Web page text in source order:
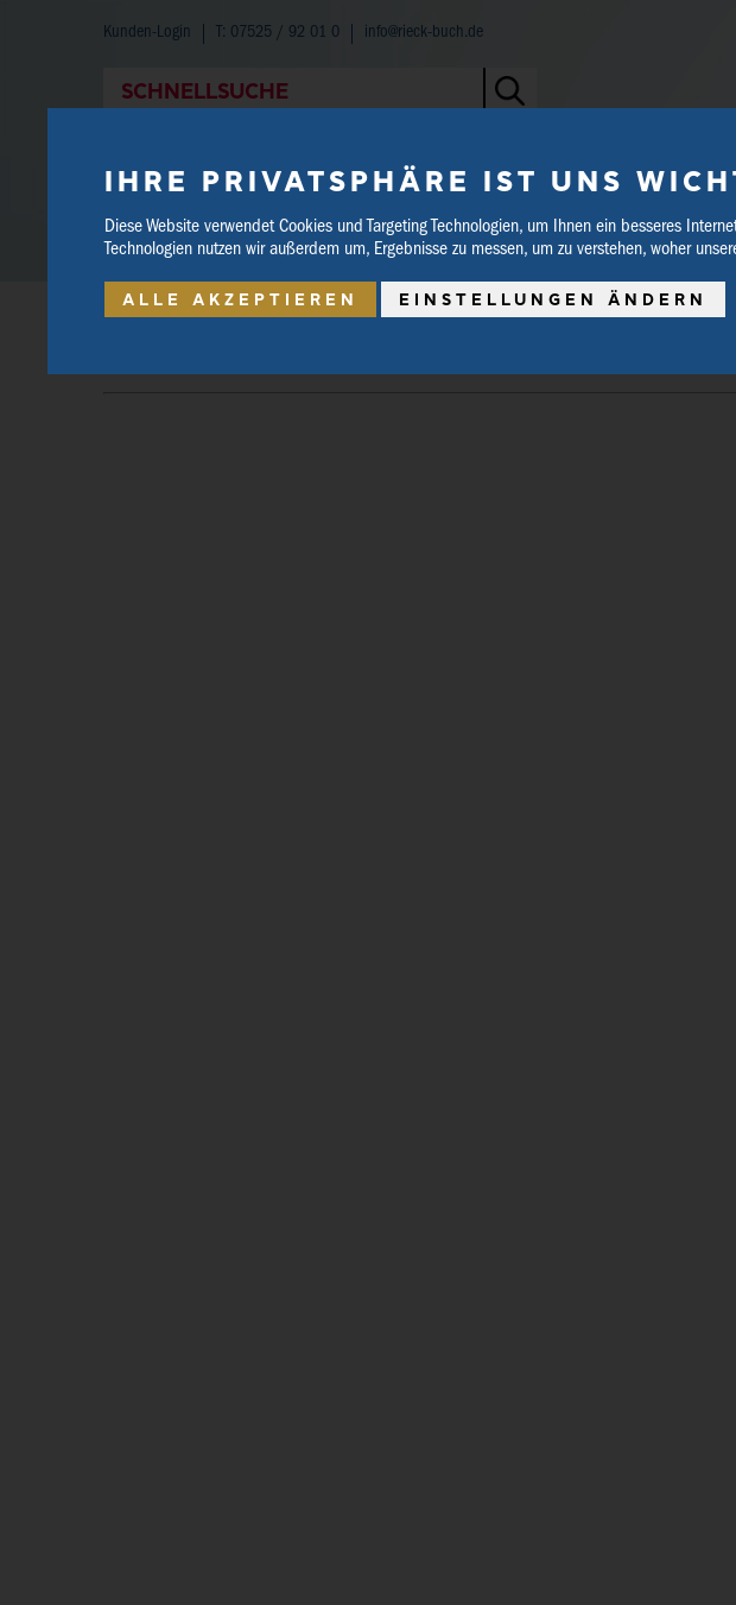
IHRE PRIVATSPHÄRE IST UNS
Diese Website verwendet Cookies und Targeting Technologien, um Ihnen ein besseres
Technologien nutzen wir außerdem um, Ergebnisse zu messen, um zu verstehen, woher
ALLE AKZEPTIEREN EINSTELLUNGEN ÄNDERN
Kunden-Login T: 07525 / 92 01 0 info@rieck-buch.de
SCHNELLSUCHE
HOME SHOP BUCHTIPPS SCHREIBWAREN